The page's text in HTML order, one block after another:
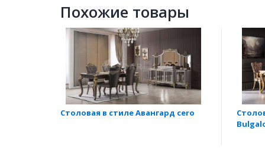
Похожие товары
Столовая в стиле Авангард сero